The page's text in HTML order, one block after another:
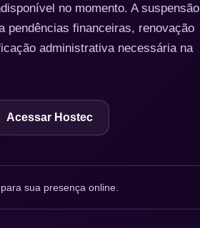
no momento. A suspensão
pendências financeiras, renovação
administrativa necessária na
Acessar Hostec
sua presença online.